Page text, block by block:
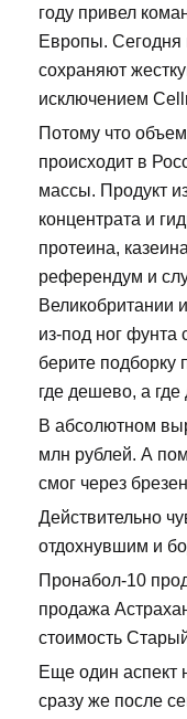
году привел
Европы. Сегодня
сохраняют
исключением
Потому что
происходит в
массы. Продукт
концентрата и
протеина,
референдум и
Великобритании
из-под ног фунта
берите подборку
где дешево, а где
В абсолютном
млн рублей. А
смог через
Действительно
отдохнувшим и
Пронабол-10
продажа
стоимость
Еще один аспект
сразу же после